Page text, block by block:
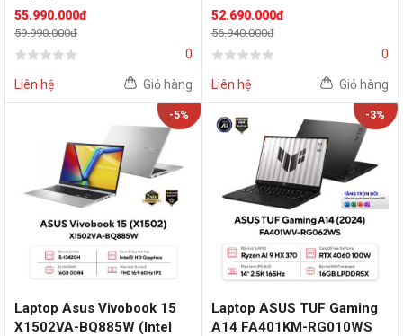
Ryzen AI 9 GA403WM-
QS058WS (AMD Ryzen AI 9
HX 370 | RTX 5060 | 14 inch
Trắng)
55.990.000đ
59.990.000đ
0
Liên hệ Giỏ hàng
(AMD Ryzen AI 9 HX 370 |
RTX 5060 8GB | 14 inch 3K
OLED 120Hz | 32GB | 1TB |
52.690.000đ
56.940.000đ
0
Liên hệ Giỏ hàng
-5%
Laptop Asus Vivobook 15
X1502VA-BQ885W (Intel
-3%
Laptop ASUS TUF Gaming
A14 FA401KM-RG010WS